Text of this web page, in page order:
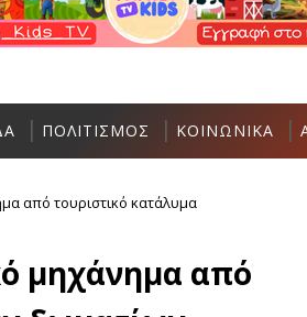
ΠΟΛΙΤΙΣΜΟΣ ΚΟΙΝΩΝΙΚΑ
από τουριστικό κατάλυμα
μηχάνημα από